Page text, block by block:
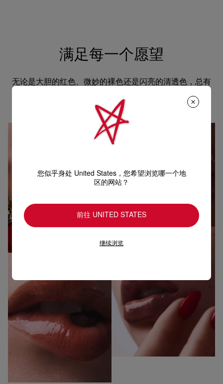
满足每一个愿望
无论是大胆的红色、微妙的裸色还是闪亮的清透色，总有
您似乎身处 United States，您希望浏览哪一个地
区的网站？
前往 UNITED STATES
继续浏览